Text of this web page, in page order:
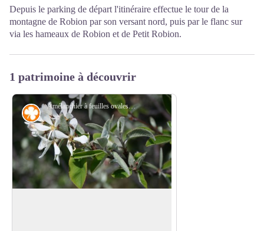
Depuis le parking de départ l'itinéraire effectue le tour de la
montagne de Robion par son versant nord, puis par le flanc sur
via les hameaux de Robion et de Petit Robion.
1 patrimoine à découvrir
Amélanchier à feuilles ovales - DR
Flore